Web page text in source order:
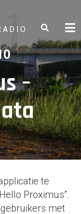
–
te
Proximus”.
met